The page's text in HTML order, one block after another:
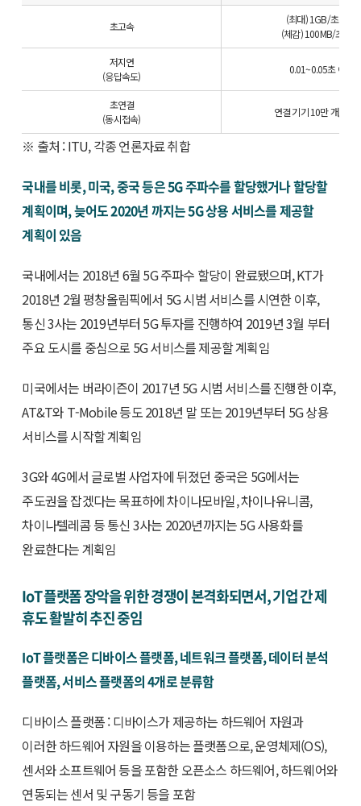
초고속
(최대) 1GB/초 이상
(체감) 100MB/초 이상
저지연
(응답속도)
0.01~0.05초 이하
초연결
(동시접속)
연결 기기 10만 개/㎢
※ 출처 : ITU, 각종 언론자료 취합
국내를 비롯, 미국, 중국 등은 5G 주파수를 할당했거나 할당할
계획이며, 늦어도 2020년 까지는 5G 상용 서비스를 제공할
계획이 있음
국내에서는 2018년 6월 5G 주파수 할당이 완료됐으며, KT가
2018년 2월 평창올림픽에서 5G 시범 서비스를 시연한 이후,
통신 3사는 2019년부터 5G 투자를 진행하여 2019년 3월 부터
주요 도시를 중심으로 5G 서비스를 제공할 계획임
미국에서는 버라이즌이 2017년 5G 시범 서비스를 진행한 이후,
AT&T와 T-Mobile 등도 2018년 말 또는 2019년부터 5G 상용
서비스를 시작할 계획임
3G와 4G에서 글로벌 사업자에 뒤졌던 중국은 5G에서는
주도권을 잡겠다는 목표하에 차이나모바일, 차이나유니콤,
차이나텔레콤 등 통신 3사는 2020년까지는 5G 사용화를
완료한다는 계획임
IoT 플랫폼 장악을 위한 경쟁이 본격화되면서, 기업 간 제
휴도 활발히 추진 중임
IoT 플랫폼은 디바이스 플랫폼, 네트워크 플랫폼, 데이터 분석
플랫폼, 서비스 플랫폼의 4개로 분류함
디바이스 플랫폼 : 디바이스가 제공하는 하드웨어 자원과
이러한 하드웨어 자원을 이용하는 플랫폼으로, 운영체제(OS),
센서와 소프트웨어 등을 포함한 오픈소스 하드웨어, 하드웨어와
연동되는 센서 및 구동기 등을 포함